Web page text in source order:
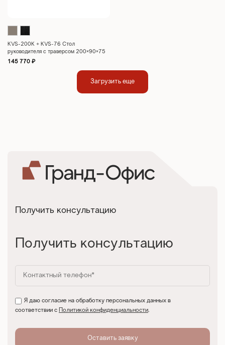
KVS-200K + KVS-76 Стол
руководителя с траверсом 200×90×75
145 770 ₽
Загрузить еще
Получить консультацию
Получить консультацию
Я даю согласие на обработку персональных данных в
соответствии с
Политикой конфиденциальности.